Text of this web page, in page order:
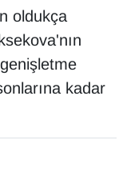
oldukça
kadar